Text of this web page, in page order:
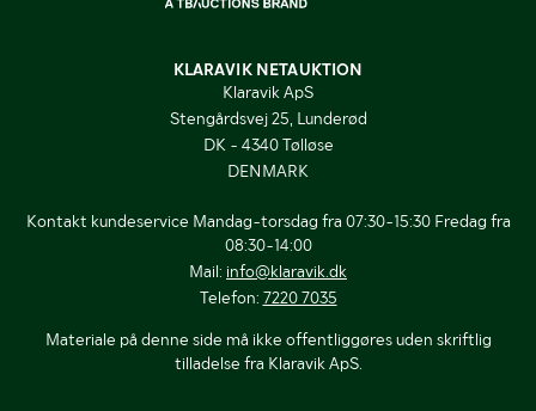
KLARAVIK NETAUKTION
Klaravik ApS
Stengårdsvej 25, Lunderød
DK - 4340 Tølløse
DENMARK
Kontakt kundeservice Mandag-torsdag fra 07:30-15:30 Fredag fra
08:30-14:00
Mail: info@klaravik.dk
Telefon: 7220 7035
Materiale på denne side må ikke offentliggøres uden skriftlig
tilladelse fra Klaravik ApS.